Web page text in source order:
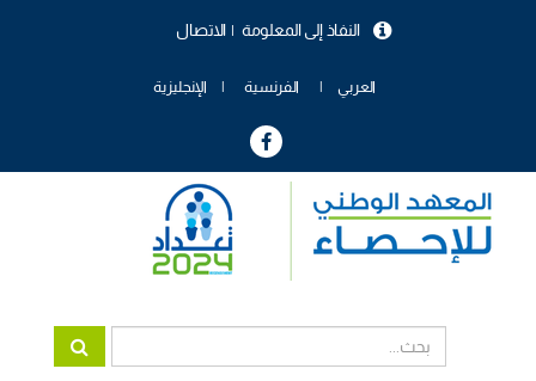
الاتصال النفاذ إلى المعلومة
العربي الفرنسية الإنجليزية